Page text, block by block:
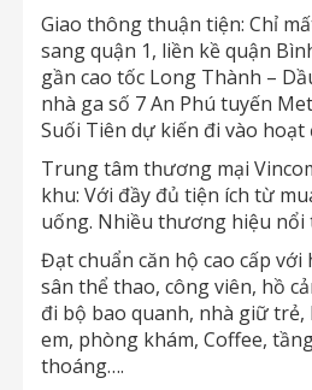
Giao thông thuận tiện: Chỉ
sang quận 1, liền kề quận
gần cao tốc Long Thành –
nhà ga số 7 An Phú tuyến
Suối Tiên dự kiến đi vào hoạt
Trung tâm thương mại
khu: Với đầy đủ tiện ích từ
uống. Nhiều thương hiệu nổi
Đạt chuẩn căn hộ cao cấp
sân thể thao, công viên, hồ
đi bộ bao quanh, nhà giữ
em, phòng khám, Coffee,
thoáng….